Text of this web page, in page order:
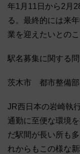
年1月11日から2月
る。最終的には来
業を迎えたいとのこ
駅名募集に関する
茨木市 都市整備
JR西日本の岩崎執
通勤に至便な環境
だ駅間が長い所も
れからもこの様な